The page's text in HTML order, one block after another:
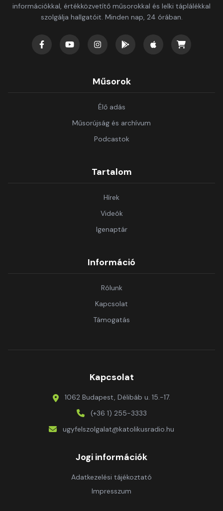
információkkal, értékközvetítő műsorokkal és lelki táplálékkal
szolgálja hallgatóit. Minden nap, 24 órában.
Műsorok
Élő adás
Műsorújság és archívum
Podcastok
Tartalom
Hírek
Videók
Igenaptár
Információ
Rólunk
Kapcsolat
Támogatás
Kapcsolat
1062 Budapest, Délibáb u. 15.-17.
(+36 1) 255-3333
ugyfelszolgalat@katolikusradio.hu
Jogi információk
Adatkezelési tájékoztató
Impresszum